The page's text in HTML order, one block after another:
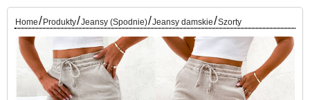
Home/ Produkty/Jeansy (Spodnie)/Jeansy damskie/Szorty